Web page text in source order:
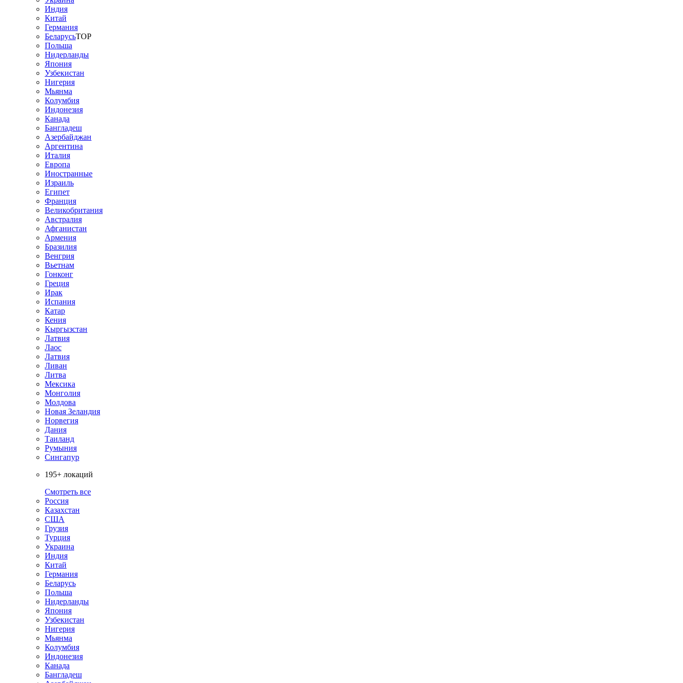
Индия
Китай
Германия
БеларусьTOP
Польша
Нидерланды
Япония
Узбекистан
Нигерия
Мьянма
Колумбия
Индонезия
Канада
Бангладеш
Азербайджан
Аргентина
Италия
Европа
Иностранные
Израиль
Египет
Франция
Великобритания
Австралия
Афганистан
Армения
Бразилия
Венгрия
Вьетнам
Гонконг
Греция
Ирак
Испания
Катар
Кения
Кыргызстан
Латвия
Лаос
Латвия
Ливан
Литва
Мексика
Монголия
Молдова
Новая Зеландия
Норвегия
Дания
Таиланд
Румыния
Сингапур
195+ локаций
Смотреть все
Россия
Казахстан
США
Грузия
Турция
Украина
Индия
Китай
Германия
Беларусь
Польша
Нидерланды
Япония
Узбекистан
Нигерия
Мьянма
Колумбия
Индонезия
Канада
Бангладеш